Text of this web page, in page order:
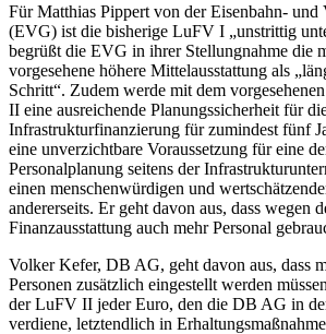
Für Matthias Pippert von der Eisenbahn- und
(EVG) ist die bisherige LuFV I „unstrittig
begrüßt die EVG in ihrer Stellungnahme die
vorgesehene höhere Mittelausstattung als
Schritt“. Zudem werde mit dem
II eine ausreichende Planungssicherheit für
Infrastrukturfinanzierung für zumindest fünf
eine unverzichtbare Voraussetzung für eine
Personalplanung seitens der
einen menschenwürdigen und
andererseits. Er geht davon aus, dass wegen
Finanzausstattung auch mehr Personal
Volker Kefer, DB AG, geht davon aus, dass
Personen zusätzlich eingestellt werden
der LuFV II jeder Euro, den die DB AG in
verdiene, letztendlich in